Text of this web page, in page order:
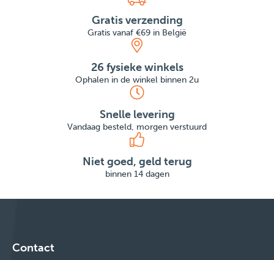
Gratis verzending
Gratis vanaf €69 in België
26 fysieke winkels
Ophalen in de winkel binnen 2u
Snelle levering
Vandaag besteld, morgen verstuurd
Niet goed, geld terug
binnen 14 dagen
Contact